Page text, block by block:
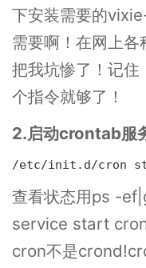
下安装需要的
需要啊！在网上
把我坑惨了！记
个指令就够了！
2.启动crontab服
/etc/init.d/cron
查看状态用ps -
service start
cron不是